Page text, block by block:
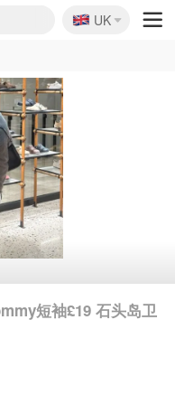
🇬🇧
UK
短袖£19 石头岛卫